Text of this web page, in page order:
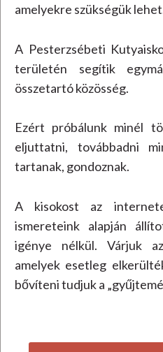
amelyekre szükségük
A Pesterzsébeti
területén segítik
összetartó közösség.
Ezért próbálunk minél
eljuttatni, továbbadni
tartanak, gondoznak.
A kisokost az
ismereteink alapján
igénye nélkül. Várjuk
amelyek esetleg
bővíteni tudjuk a